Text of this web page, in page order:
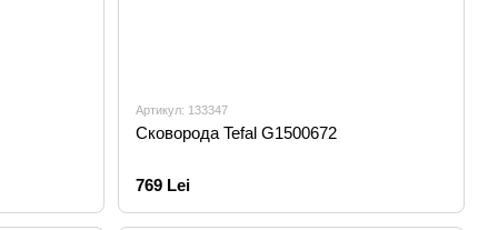
Артикул: 133347
Сковорода Tefal G1500672
769 Lei